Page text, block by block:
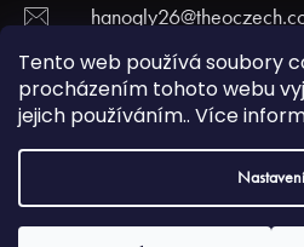
Tento web používá soubory
procházením tohoto webu
jejich používáním.. Více
Nastavení
+420 774 395 836
webotvurci